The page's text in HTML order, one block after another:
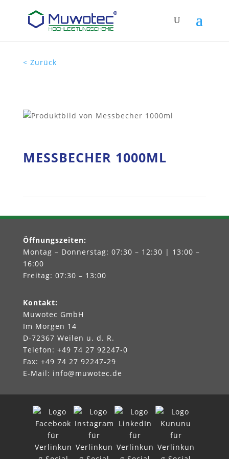
< Zurück
MESSBECHER 1000ML
Öffnungszeiten:
Montag – Donnerstag: 07:30 – 12:30 | 13:00 –
16:00
Freitag: 07:30 – 13:00
Kontakt:
Muwotec GmbH
Im Morgen 14
D-72367 Weilen u. d. R.
Telefon: +49 74 27 92247‑0
Fax: +49 74 27 92247‑29
E-Mail: info@muwotec.de